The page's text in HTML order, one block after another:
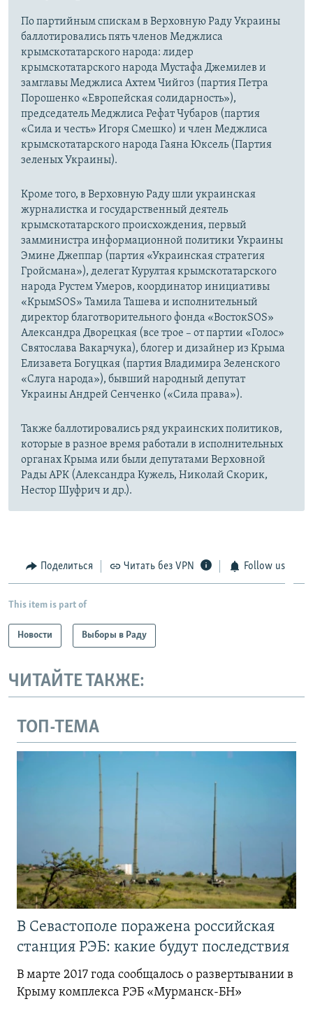
По партийным спискам в Верховную Раду Украины
баллотировались пять членов Меджлиса
крымскотатарского народа: лидер
крымскотатарского народа Мустафа Джемилев и
замглавы Меджлиса Ахтем Чийгоз (партия Петра
Порошенко «Европейская солидарность»),
председатель Меджлиса Рефат Чубаров (партия
«Сила и честь» Игоря Смешко) и член Меджлиса
крымскотатарского народа Гаяна Юксель (Партия
зеленых Украины).
Кроме того, в Верховную Раду шли украинская
журналистка и государственный деятель
крымскотатарского происхождения, первый
замминистра информационной политики Украины
Эмине Джеппар (партия «Украинская стратегия
Гройсмана»), делегат Курултая крымскотатарского
народа Рустем Умеров, координатор инициативы
«КрымSOS» Тамила Ташева и исполнительный
директор благотворительного фонда «ВостокSOS»
Александра Дворецкая (все трое – от партии «Голос»
Святослава Вакарчука), блогер и дизайнер из Крыма
Елизавета Богуцкая (партия Владимира Зеленского
«Слуга народа»), бывший народный депутат
Украины Андрей Сенченко («Сила права»).
Также баллотировались ряд украинских политиков,
которые в разное время работали в исполнительных
органах Крыма или были депутатами Верховной
Рады АРК (Александра Кужель, Николай Скорик,
Нестор Шуфрич и др.).
Поделиться Читать без VPN Follow us
This item is part of
Новости Выборы в Раду
ЧИТАЙТЕ ТАКЖЕ:
ТОП-ТЕМА
В Севастополе поражена российская
станция РЭБ: какие будут последствия
В марте 2017 года сообщалось о развертывании в
Крыму комплекса РЭБ «Мурманск-БН»